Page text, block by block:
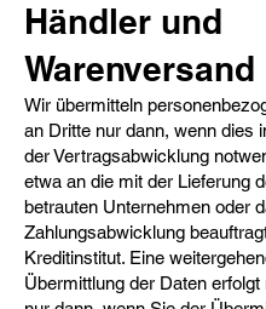
Händler und
Warenversand​
Wir übermitteln
an Dritte nur dann, wenn dies
der Vertragsabwicklung
etwa an die mit der Lieferung
betrauten Unternehmen oder
Zahlungsabwicklung
Kreditinstitut. Eine
Übermittlung der Daten erfolgt